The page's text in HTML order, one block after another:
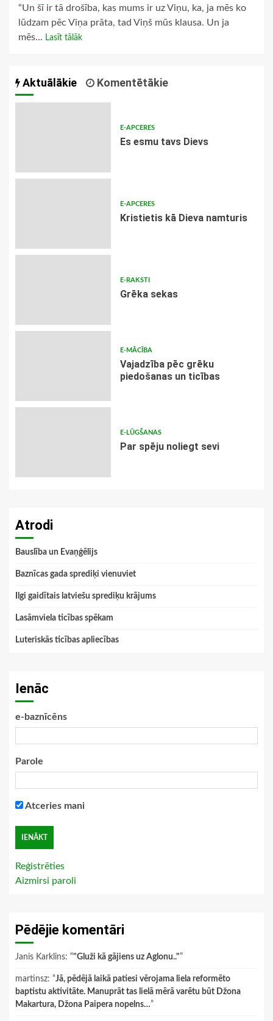
“Un šī ir tā drošība, kas mums ir uz Viņu, ka, ja mēs ko
lūdzam pēc Viņa prāta, tad Viņš mūs klausa. Un ja
mēs... Lasīt tālāk
Aktuālākie Komentētākie
E-APCERES
Es esmu tavs Dievs
E-APCERES
Kristietis kā Dieva namturis
E-RAKSTI
Grēka sekas
E-MĀCĪBA
Vajadzība pēc grēku
piedošanas un ticības
E-LŪGŠANAS
Par spēju noliegt sevi
Atrodi
Bauslība un Evaņģēlijs
Baznīcas gada sprediķi vienuviet
Ilgi gaidītais latviešu sprediķu krājums
Lasāmviela ticības spēkam
Luteriskās ticības apliecības
Ienāc
e-baznīcēns
Parole
Atceries mani
Reģistrēties
Aizmirsi paroli
Pēdējie komentāri
Janis Karklins: “"Gluži kā gājiens uz Aglonu.."”
martinsz: “Jā, pēdējā laikā patiesi vērojama liela reformēto
baptistu aktivitāte. Manuprāt tas lielā mērā varētu būt Džona
Makartura, Džona Paipera nopelns…”